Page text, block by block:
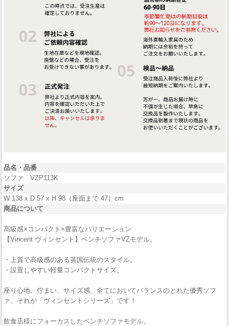
品名・品番
ソファ VZP113K
サイズ
W 138 x D 57 x H 98（座面まで 47）cm
商品について
高級感×コンパクト×豊富なバリエーション
【Vincent ヴィンセント】ベンチソファVZモデル。
・上質で高級感のある英国伝統のスタイル。
・設置しやすい軽量コンパクトサイズ。
座り心地、佇まい、サイズ感、全てにおいてバランスのとれた優秀ソフ
ァ、それが「ヴィンセントシリーズ」です！
飲食店様にフォーカスしたベンチソファモデル。